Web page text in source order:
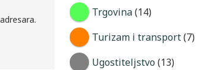
Trgovina(14)
Turizam i transport(7)
Ugostiteljstvo (13)